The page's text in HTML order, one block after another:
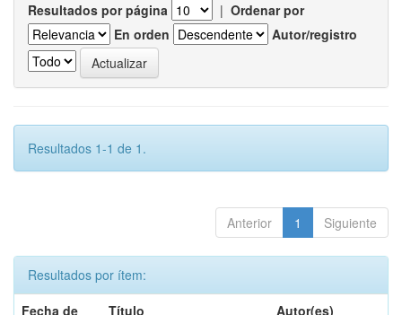
Resultados por página | Ordenar por
En orden
Autor/registro
Resultados 1-1 de 1.
Anterior 1 Siguiente
Resultados por ítem:
Fecha de
Título Autor(es)